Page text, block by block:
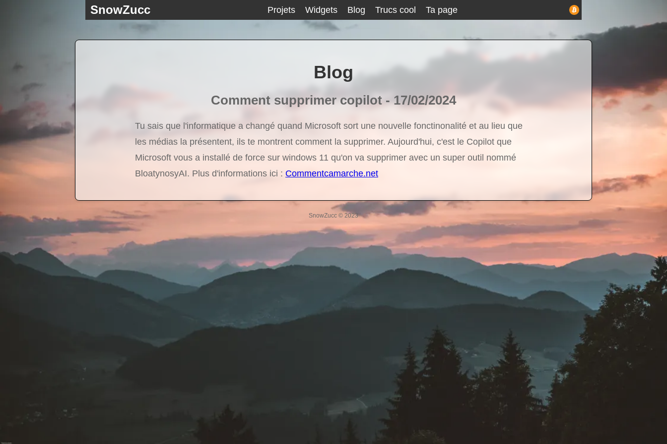
SnowZucc Projets Widgets Blog Trucs cool Ta page
Blog
Comment supprimer copilot - 17/02/2024
Tu sais que l'informatique a changé quand Microsoft sort une nouvelle fonctinonalité et au lieu que
les médias la présentent, ils te montrent comment la supprimer. Aujourd'hui, c'est le Copilot que
Microsoft vous a installé de force sur windows 11 qu'on va supprimer avec un super outil nommé
BloatynosyAI. Plus d'informations ici : Commentcamarche.net
SnowZucc © 2023